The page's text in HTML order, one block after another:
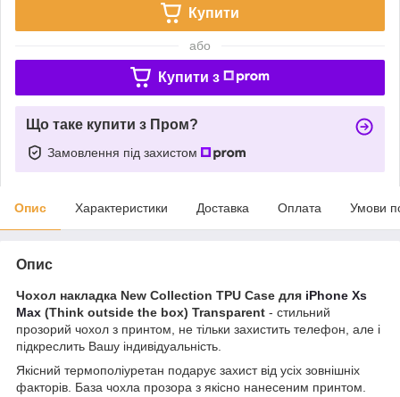
Купити
або
Купити з
Що таке купити з Пром?
Замовлення під захистом
Опис Характеристики Доставка Оплата Умови
Опис
Чохол накладка New Collection TPU Case для iPhone Xs
Max (Think outside the box) Transparent - стильний
прозорий чохол з принтом, не тільки захистить телефон, але і
підкреслить Вашу індивідуальність.
Якісний термополіуретан подарує захист від усіх зовнішніх
факторів. База чохла прозора з якісно нанесеним принтом.